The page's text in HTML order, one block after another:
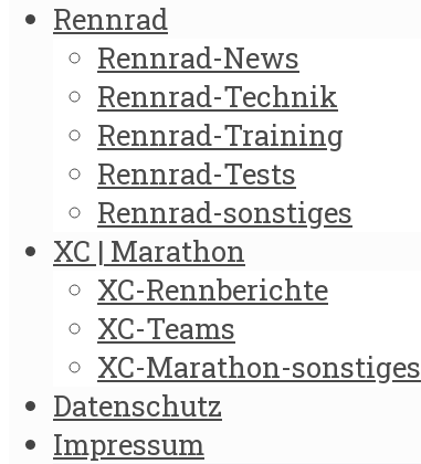
Rennrad
Rennrad-News
Rennrad-Technik
Rennrad-Training
Rennrad-Tests
Rennrad-sonstiges
XC | Marathon
XC-Rennberichte
XC-Teams
XC-Marathon-sonstiges
Datenschutz
Impressum